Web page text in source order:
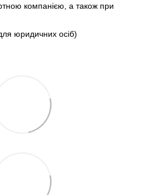
компанією, а також при
юридичних осіб)